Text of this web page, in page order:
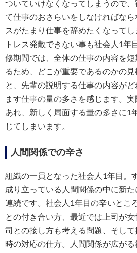
ついていけなくなってしまうので
て仕事のおさらいをしなければな
スがたまり仕事を辞めたくなって
トレス発散できない事も社会人1年
修期間では、全体の仕事の内容を
るため、どこが重要であるのかの
と、先輩の説明する仕事の内容が
ます仕事の量の多さを感じます。
あれ、新しく局面する量の多さに1
じてしまいます。
人間関係での辛さ
組織の一員となった社会人1年目。
成り立っている人間関係の中に新
連続です。社会人1年目の辛いとこ
との付き合い方、最近では上司が
司との接し方も考える問題、そし
時の対応の仕方。人間関係が広が